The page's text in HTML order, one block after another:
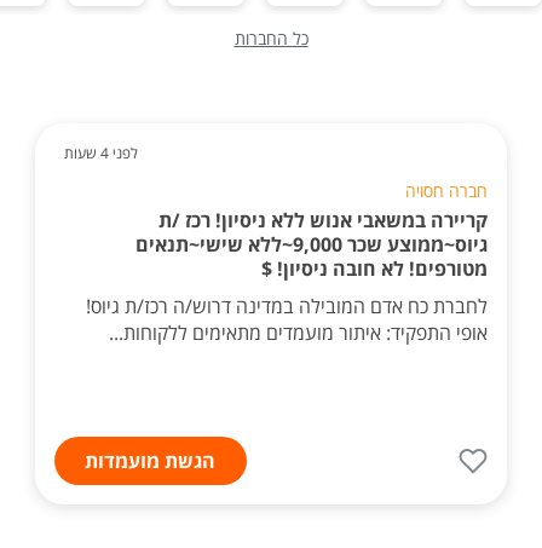
כל החברות
לפני 4 שעות
חברה חסויה
קריירה במשאבי אנוש ללא ניסיון! רכז /ת
גיוס~ממוצע שכר 9,000~ללא שישי~תנאים
מטורפים! לא חובה ניסיון! $
לחברת כח אדם המובילה במדינה דרוש/ה רכז/ת גיוס!
אופי התפקיד: איתור מועמדים מתאימים ללקוחות...
הגשת מועמדות